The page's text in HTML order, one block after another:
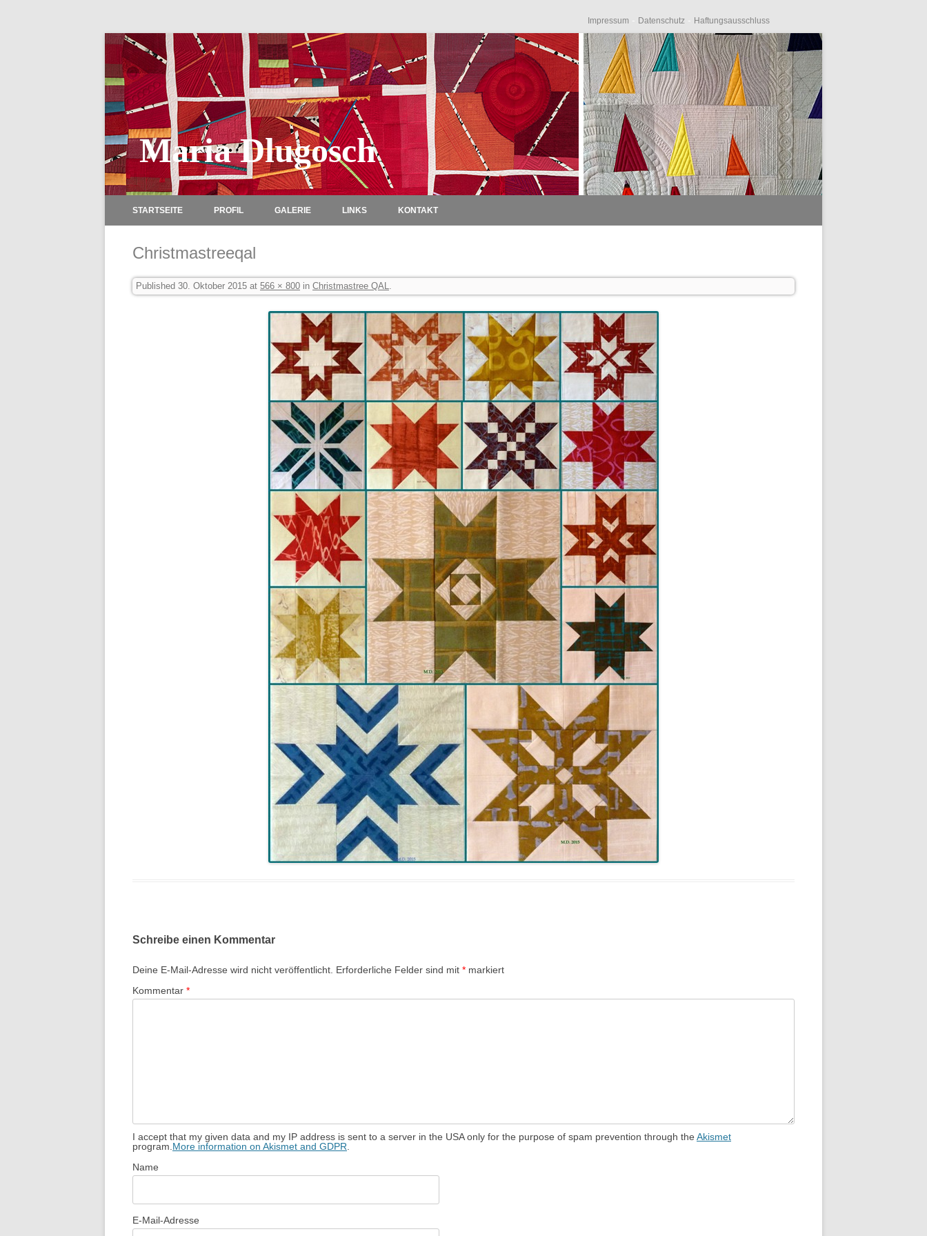
Impressum - Datenschutz - Haftungsausschluss
Maria Dlugosch
STARTSEITE PROFIL GALERIE LINKS KONTAKT
Christmastreeqal
Published 30. Oktober 2015 at 566 × 800 in Christmastree QAL.
Schreibe einen Kommentar
Deine E-Mail-Adresse wird nicht veröffentlicht. Erforderliche Felder sind mit * markiert
Kommentar *
I accept that my given data and my IP address is sent to a server in the USA only for the purpose of spam prevention through the Akismet
program. More information on Akismet and GDPR
Name
E-Mail-Adresse